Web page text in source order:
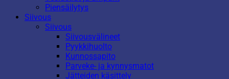
Piensäilytys
Siivous
Siivous
Siivousvälineet
Pyykkihuolto
Kunnossapito
Parveke- ja kynnysmatot
Jätteiden käsittely